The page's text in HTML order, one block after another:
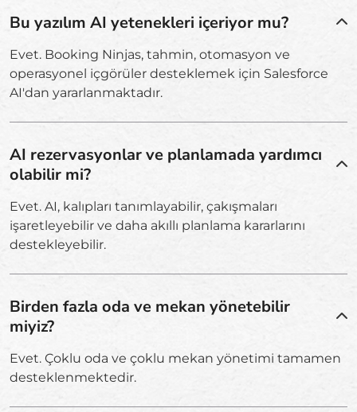
Bu yazılım AI yetenekleri içeriyor mu?
Evet. Booking Ninjas, tahmin, otomasyon ve
operasyonel içgörüler desteklemek için Salesforce
AI'dan yararlanmaktadır.
AI rezervasyonlar ve planlamada yardımcı
olabilir mi?
Evet. AI, kalıpları tanımlayabilir, çakışmaları
işaretleyebilir ve daha akıllı planlama kararlarını
destekleyebilir.
Birden fazla oda ve mekan yönetebilir
miyiz?
Evet. Çoklu oda ve çoklu mekan yönetimi tamamen
desteklenmektedir.